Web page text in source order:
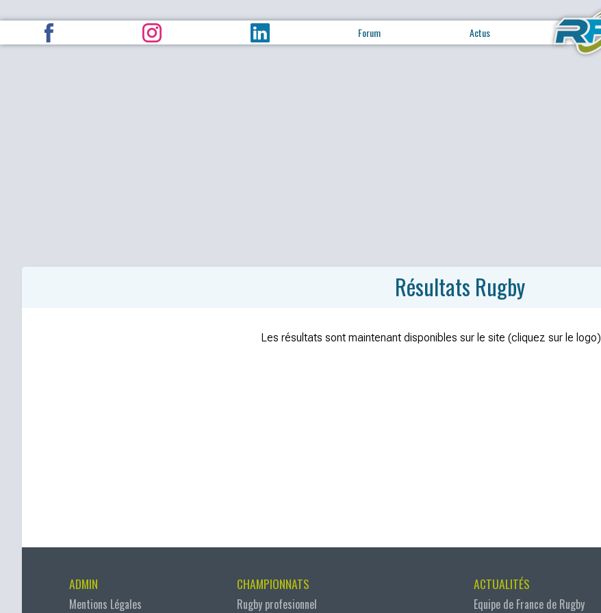
Forum Actus
Résultats Rugby
Les résultats sont maintenant disponibles sur le site (cliquez sur le logo)
ADMIN
Mentions Légales
CHAMPIONNATS
Rugby profesionnel
ACTUALITÉS
Equipe de France de Rugby